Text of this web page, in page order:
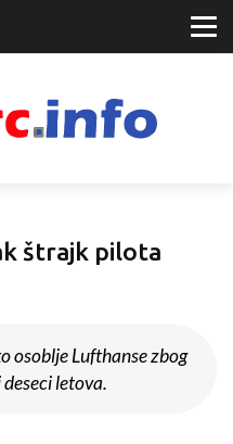
štrajk pilota
osoblje Lufthanse zbog
letova.